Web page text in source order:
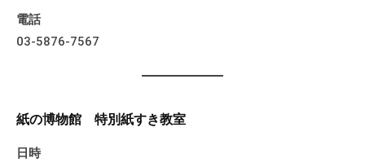
電話
03-5876-7567
紙の博物館 特別紙すき教室
日時